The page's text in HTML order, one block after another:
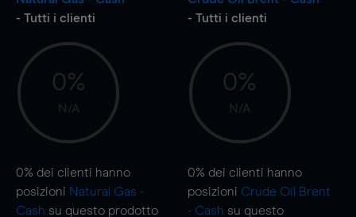
- Tutti i clienti
0%
N/A
0% dei clienti hanno
posizioni Natural Gas -
Cash su questo prodotto
- Tutti i clienti
0%
N/A
0% dei clienti hanno
posizioni Crude Oil Brent
- Cash su questo